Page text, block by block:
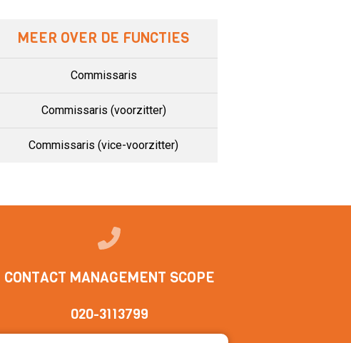
MEER OVER DE FUNCTIES
Commissaris
Commissaris (voorzitter)
Commissaris (vice-voorzitter)
CONTACT MANAGEMENT SCOPE
020-3113799